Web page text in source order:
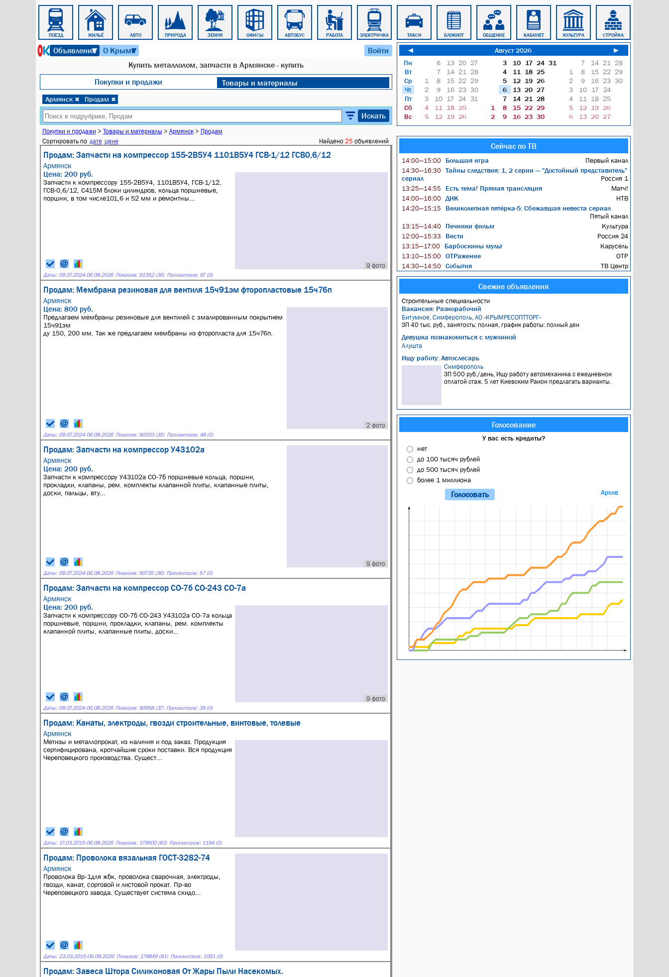
ПОЕЗД ЖИЛЬЁ АВТО ПРИРОДА ЗЕМЛЯ ОФИСЫ АВТОБУС РАБОТА ЭЛЕКТРИЧКА ТАКСИ БЛОКНОТ ОБЩЕНИЕ КАБИНЕТ КУЛЬТУРА СТРОЙКА
Объявления
▼ О Крыме
▼ Войти
Купить металлолом, запчасти в Армянске - купить
Покупки и продажи
Товары и материалы
Армянск ✖ Продам ✖
Искать
Покупки и продажи > Товары и материалы > Армянск> Продам
Сортировать по дате цене Найдено 25 объявлений
Продам: Запчасти на компрессор 155-2В5У4 1101В5У4 ГСВ-1/12 ГСВ0,6/12
Армянск
9 фото
Цена: 200 руб.
Запчасти к компрессору 155-2В5У4, 1101В5У4, ГСВ-1/12,
ГСВ-0,6/12, С415М блоки цилиндров, кольца поршневые,
поршни, в том числе101,6 и 52 мм и ремонтны...
Даты: 09.07.2024-06.08.2026 Показов: 91352 (36) Просмотров: 97 (0)
Продам: Мембрана резиновая для вентиля 15ч91эм фторопластовые 15ч76п
Армянск
2 фото
Цена: 800 руб.
Предлагаем мембраны резиновые для вентилей с эмалированным покрытием
15ч91эм
ду 150, 200 мм. Так же предлагаем мембраны из фторопласта для 15ч76п.
Даты: 09.07.2024-06.08.2026 Показов: 90203 (35) Просмотров: 48 (0)
Продам: Запчасти на компрессор У43102а
Армянск
9 фото
Цена: 200 руб.
Запчасти к компрессору У43102а СО-7б поршневые кольца, поршни,
прокладки, клапаны, рем. комплекты клапанной плиты, клапанные плиты,
доски, пальцы, вту...
Даты: 09.07.2024-06.08.2026 Показов: 90735 (36) Просмотров: 57 (0)
Продам: Запчасти на компрессор СО-7б СО-243 СО-7а
Армянск
9 фото
Цена: 200 руб.
Запчасти к компрессору СО-7б СО-243 У43102а СО-7а кольца
поршневые, поршни, прокладки, клапаны, рем. комплекты
клапанной плиты, клапанные плиты, доски...
Даты: 09.07.2024-06.08.2026 Показов: 90958 (37) Просмотров: 39 (0)
Продам: Канаты, электроды, гвозди строительные, винтовые, толевые
Армянск
Метизы и металлопрокат, из наличия и под заказ. Продукция
сертифицирована, кротчайшие сроки поставки. Вся продукция
Череповецкого производства. Сущест...
Даты: 17.03.2015-06.08.2026 Показов: 179500 (83) Просмотров: 1194 (0)
Продам: Проволока вязальная ГОСТ-3282-74
Армянск
Проволока Вр-1для жбк, проволока сварочная, электроды,
гвозди, канат, сортовой и листовой прокат. Пр-во
Череповецкого завода. Существует система скидо...
Даты: 23.03.2015-06.08.2026 Показов: 178849 (81) Просмотров: 1061 (0)
Продам: Завеса Штора Силиконовая От Жары Пыли Насекомых.
◄ Август 2026
►
Пн
Вт
Ср
Чт
Пт
Сб
Вс
6 13 20 27
7
14 21
28
1
8 15 22 29
2
9 16 23 30
3
10 17 24 31
4
11 18 25
5
12 19 26
3 10 17 24 31
4
11 18 25
5
12 19 26
6
13 20 27
7
14 21
28
1
8 15 22 29
2
9 16 23 30
7 14 21
28
1
8 15 22 29
2
9 16 23 30
3
10 17
24
4
11 18 25
5
12 19 26
6
13 20 27
Сейчас по ТВ
14:00—15:00 Большая игра Первый канал
14:30—16:30
Тайны следствия: 1, 2 серии — "Достойный представитель"
сериал
Россия 1
13:25—14:55 Есть тема! Прямая трансляция Матч!
14:00—16:00 ДНК НТВ
14:20—15:15
Великолепная пятёрка-5: Сбежавшая невеста сериал
Пятый канал
13:15—14:40 Печники фильм Культура
12:00—15:33 Вести Россия 24
13:15—17:00 Барбоскины мульт Карусель
13:10—15:00 ОТРажение ОТР
14:30—14:50 События ТВ Центр
Свежие объявления
Строительные специальности
Вакансия: Разнорабочий
Битумное, Симферополь, АО «КРЫМРЕСОПТТОРГ»
ЗП 40 тыс. руб., занятость: полная, график работы: полный ден
Девушка познакомиться с мужчиной
Алушта
Ищу работу: Автослесарь
Симферополь
ЗП 500 руб./день, Ищу работу автомеханика с ежедневнои
оплатой стаж. 5 лет Киевским Раион предлагать варианты.
Голосование
У вас есть кредиты?
нет
до 100 тысяч рублей
до 500 тысяч рублей
более 1 миллиона
Архив